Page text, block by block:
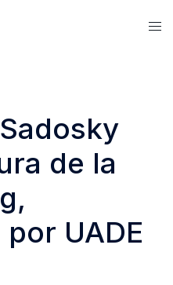
de la
UADE